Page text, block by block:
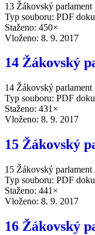
13 Žákovský parlament
Typ souboru: PDF
Staženo: 450×
Vloženo: 8. 9. 2017
14 Žákovský
14 Žákovský parlament
Typ souboru: PDF
Staženo: 431×
Vloženo: 8. 9. 2017
15 Žákovský
15 Žákovský parlament
Typ souboru: PDF
Staženo: 441×
Vloženo: 8. 9. 2017
16 Žákovský